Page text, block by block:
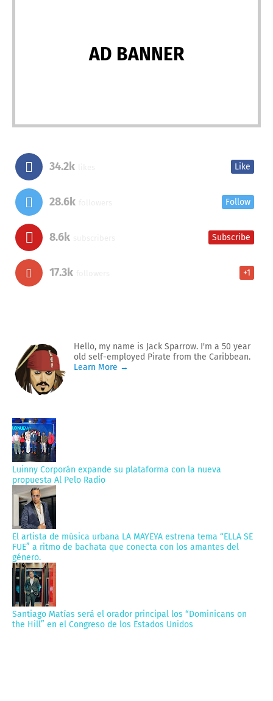
AD BANNER
34.2k Like
28.6k Follow
8.6k Subscribe
17.3k +1
Hello, my name is Jack Sparrow. I'm a 50 year
old self-employed Pirate from the Caribbean.
Learn More →
Luinny Corporán expande su plataforma con la nueva
propuesta Al Pelo Radio
El artista de música urbana LA MAYEYA estrena tema “ELLA SE
FUE” a ritmo de bachata que conecta con los amantes del
género.
Santiago Matías será el orador principal los “Dominicans on
the Hill” en el Congreso de los Estados Unidos